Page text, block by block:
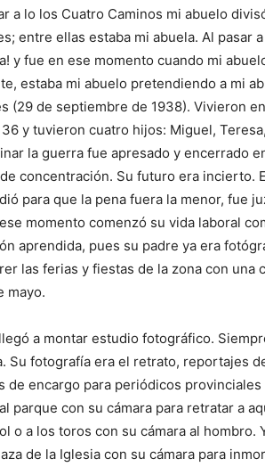
a lo los Cuatro Caminos mi abuelo
entre ellas estaba mi abuela. Al pasar
y fue en ese momento cuando mi
estaba mi abuelo pretendiendo a mi
(29 de septiembre de 1938). Vivieron
36 y tuvieron cuatro hijos: Miguel,
la guerra fue apresado y encerrado
concentración. Su futuro era incierto.
para que la pena fuera la menor, fue
momento comenzó su vida laboral
aprendida, pues su padre ya era
las ferias y fiestas de la zona con una
mayo.
a montar estudio fotográfico.
Su fotografía era el retrato, reportajes
de encargo para periódicos
parque con su cámara para retratar a
o a los toros con su cámara al hombro.
de la Iglesia con su cámara para